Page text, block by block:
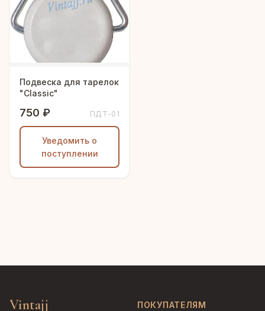
Подвеска для тарелок
"Classic"
750 ₽ ПДТ-01
Уведомить о
поступлении
Vintajj ПОКУПАТЕЛЯМ